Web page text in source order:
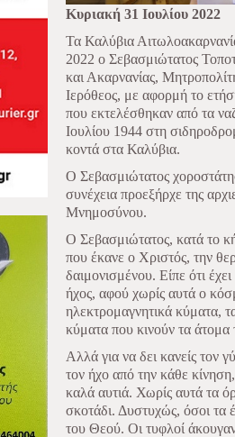
Κυριακή 31 Ιουλίου 2022
Τα Καλύβια
2022 ο Σεβασμιώτατος
και Ακαρνανίας,
Ιερόθεος, με αφορμή το
που εκτελέσθηκαν από τα
Ιουλίου 1944 στη
κοντά στα Καλύβια.
Ο Σεβασμιώτατος
συνέχεια προεξήρχε της
Μνημοσύνου.
Ο Σεβασμιώτατος, κατά το
που έκανε ο Χριστός, την
δαιμονισμένου. Είπε ότι
ήχος, αφού χωρίς αυτά ο
ηλεκτρομαγνητικά κύματα,
κύματα που κινούν τα άτομα
Αλλά για να δει κανείς τον
τον ήχο από την κάθε
καλά αυτιά. Χωρίς αυτά τα
σκοτάδι. Δυστυχώς, όσοι τα
του Θεού. Οι τυφλοί